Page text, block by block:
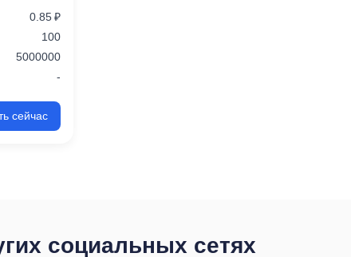
0.85 ₽
100
5000000
-
сейчас
социальных сетях